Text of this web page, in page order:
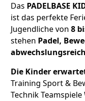
Das PADELBASE
ist das perfekte
Jugendliche von8
stehen Padel,
Die Kinder
Training Sport &
Technik